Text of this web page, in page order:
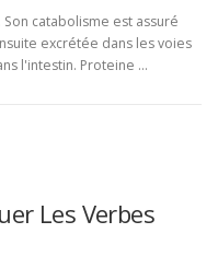
catabolisme est assuré
excrétée dans les voies
l'intestin. Proteine …
Les Verbes